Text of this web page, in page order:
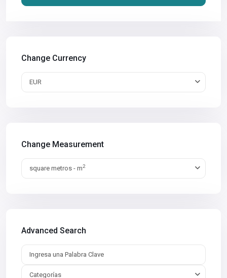
Change Currency
EUR
Change Measurement
square metros - m2
Advanced Search
Categorías